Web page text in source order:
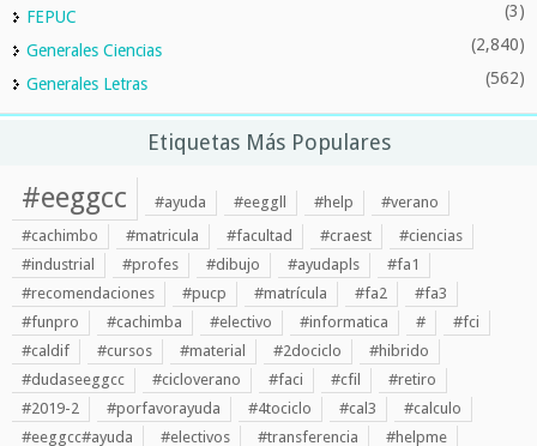
FEPUC (3)
Generales Ciencias (2,840)
Generales Letras (562)
Etiquetas Más Populares
#eeggcc #ayuda #eeggll #help
#verano
#cachimbo
#matricula #facultad #craest
#ciencias
#industrial
#profes #dibujo #ayudapls
#fa1
#recomendaciones
#pucp #matrícula #fa2
#fa3
#funpro
#cachimba #electivo #informatica #
#fci
#caldif
#cursos #material #2dociclo
#hibrido
#dudaseeggcc
#cicloverano #faci #cfil
#retiro
#2019-2
#porfavorayuda #4tociclo #cal3
#calculo
#eeggcc#ayuda
#electivos #transferencia #helpme